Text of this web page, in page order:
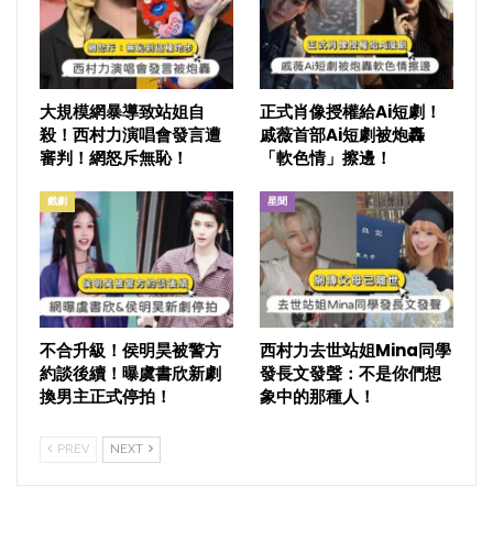
大規模網暴導致站姐自
殺！西村力演唱會發言遭
審判！網怒斥無恥！
正式肖像授權給Ai短劇！
戚薇首部Ai短劇被炮轟
「軟色情」擦邊！
戲劇
不合升級！侯明昊被警方
約談後續！曝虞書欣新劇
換男主正式停拍！
星聞
西村力去世站姐Mina同學
發長文發聲：不是你們想
象中的那種人！
PREV NEXT